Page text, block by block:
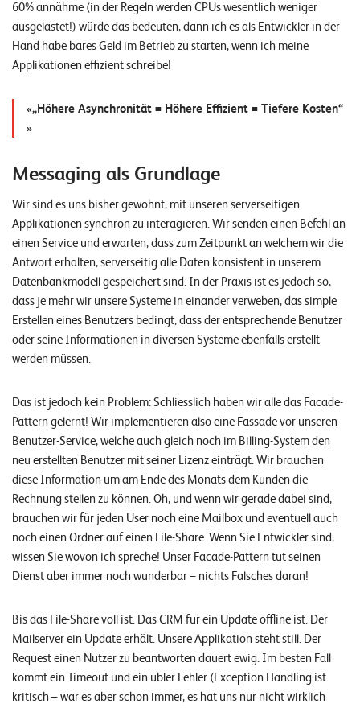
60% annähme (in der Regeln werden CPUs wesentlich weniger
ausgelastet!) würde das bedeuten, dann ich es als Entwickler in der
Hand habe bares Geld im Betrieb zu starten, wenn ich meine
Applikationen effizient schreibe!
„Höhere Asynchronität = Höhere Effizient = Tiefere Kosten“
Messaging als Grundlage
Wir sind es uns bisher gewohnt, mit unseren serverseitigen
Applikationen synchron zu interagieren. Wir senden einen Befehl an
einen Service und erwarten, dass zum Zeitpunkt an welchem wir die
Antwort erhalten, serverseitig alle Daten konsistent in unserem
Datenbankmodell gespeichert sind. In der Praxis ist es jedoch so,
dass je mehr wir unsere Systeme in einander verweben, das simple
Erstellen eines Benutzers bedingt, dass der entsprechende Benutzer
oder seine Informationen in diversen Systeme ebenfalls erstellt
werden müssen.
Das ist jedoch kein Problem: Schliesslich haben wir alle das Facade-
Pattern gelernt! Wir implementieren also eine Fassade vor unseren
Benutzer-Service, welche auch gleich noch im Billing-System den
neu erstellten Benutzer mit seiner Lizenz einträgt. Wir brauchen
diese Information um am Ende des Monats dem Kunden die
Rechnung stellen zu können. Oh, und wenn wir gerade dabei sind,
brauchen wir für jeden User noch eine Mailbox und eventuell auch
noch einen Ordner auf einen File-Share. Wenn Sie Entwickler sind,
wissen Sie wovon ich spreche! Unser Facade-Pattern tut seinen
Dienst aber immer noch wunderbar – nichts Falsches daran!
Bis das File-Share voll ist. Das CRM für ein Update offline ist. Der
Mailserver ein Update erhält. Unsere Applikation steht still. Der
Request einen Nutzer zu beantworten dauert ewig. Im besten Fall
kommt ein Timeout und ein übler Fehler (Exception Handling ist
kritisch – war es aber schon immer, es hat uns nur nicht wirklich